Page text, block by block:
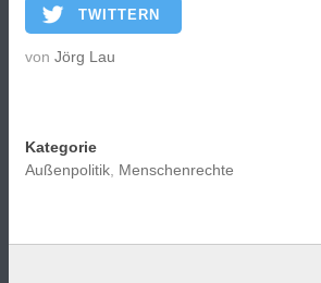
TWITTERN
von Jörg Lau
Kategorie
Außenpolitik Menschenrechte